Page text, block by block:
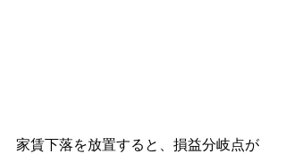
家賃下落を放置すると、損益分岐点が